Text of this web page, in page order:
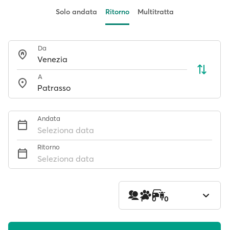
Solo andata Ritorno Multitratta
Da
A
Andata
Seleziona data
Ritorno
Seleziona data
1 0 0